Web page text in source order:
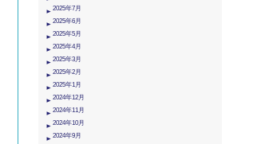
2025年7月
2025年6月
2025年5月
2025年4月
2025年3月
2025年2月
2025年1月
2024年12月
2024年11月
2024年10月
2024年9月